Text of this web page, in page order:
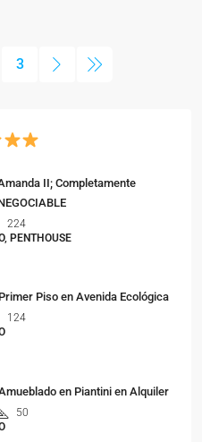
3
II; Completamente
224
PENTHOUSE
Piso en Avenida Ecológica
124
en Piantini en Alquiler
50